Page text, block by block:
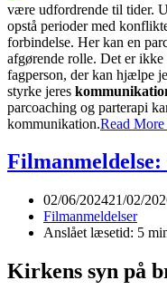
være udfordrende til tider.
opstå perioder med
forbindelse. Her kan en
afgørende rolle. Det er
fagperson, der kan hjælpe
styrke jeres
parcoaching og parterapi
kommunikation.Read More
02/06/202421/02/
Filmanmeldelser
Anslået læsetid: 5
Kirkens syn på